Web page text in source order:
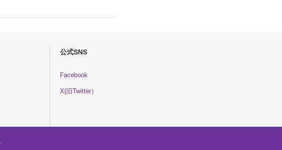
公式SNS
Facebook
X(旧Twitter）